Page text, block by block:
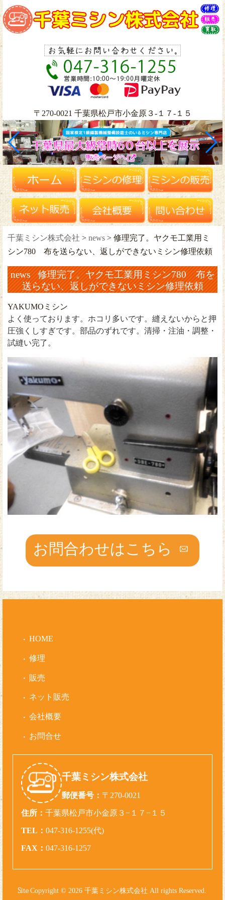
〒270-0021 千葉県松戸市小金原３-１７-１５
千葉ミシン株式会社 > news > 修理完了。ヤクモ工業用ミ
シン780 布を送らない、返しができないミシン修理依頼
news 修理完了。ヤクモ工業用ミシン780 布を
送らない、返しができないミシン修理依頼
YAKUMOミシン
よく使っております。ホコリ多いです。縫えないからと押
圧強くしすぎです。部品のずれです。清掃・注油・調整・
試縫い完了。
お問合わせはこちら
HOME
修理
販売
ネット販売
会社概要
お問合せ
千葉ミシン株式会社
郵便番号： 〒270-0021
住所： 千葉県松戸市小金原３−１７−１５
TEL： 047-316-1255(代)
FAX： 047-316-1257
Copyright © 2026 千葉ミシン株式会社 All rights Reserved.